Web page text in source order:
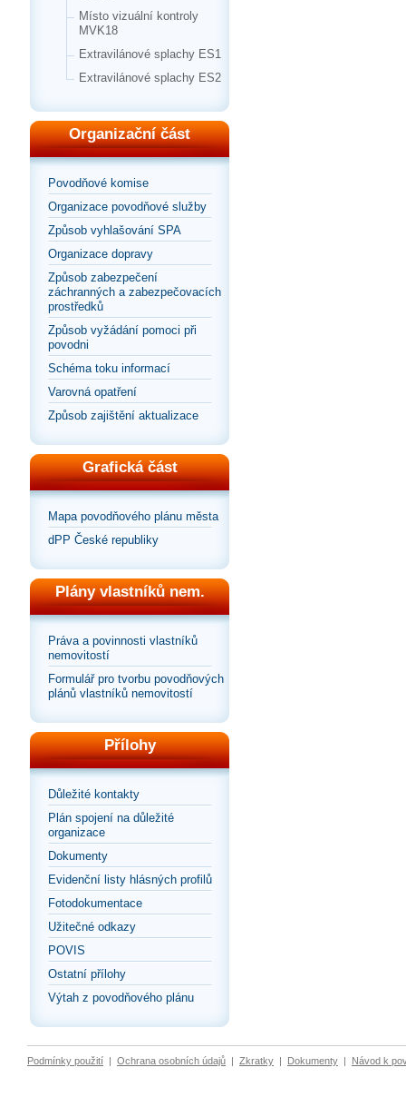
Místo vizuální kontroly
MVK18
Extravilánové splachy ES1
Extravilánové splachy ES2
Organizační část
Povodňové komise
Organizace povodňové služby
Způsob vyhlašování SPA
Organizace dopravy
Způsob zabezpečení
záchranných a zabezpečovacích
prostředků
Způsob vyžádání pomoci při
povodni
Schéma toku informací
Varovná opatření
Způsob zajištění aktualizace
Grafická část
Mapa povodňového plánu města
dPP České republiky
Plány vlastníků nem.
Práva a povinnosti vlastníků
nemovitostí
Formulář pro tvorbu povodňových
plánů vlastníků nemovitostí
Přílohy
Důležité kontakty
Plán spojení na důležité
organizace
Dokumenty
Evidenční listy hlásných profilů
Fotodokumentace
Užitečné odkazy
POVIS
Ostatní přílohy
Výtah z povodňového plánu
Podmínky použití | Ochrana osobních údajů | Zkratky | Dokumenty | Návod k